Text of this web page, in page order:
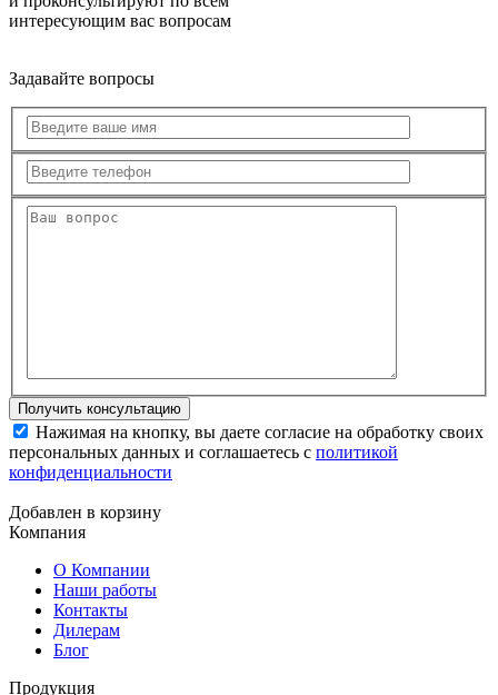
интересующим вас вопросам
Задавайте вопросы
Нажимая на кнопку, вы даете согласие на обработку своих
персональных данных и соглашаетесь с политикой
конфиденциальности
Добавлен в корзину
Компания
О Компании
Наши работы
Контакты
Дилерам
Блог
Продукция